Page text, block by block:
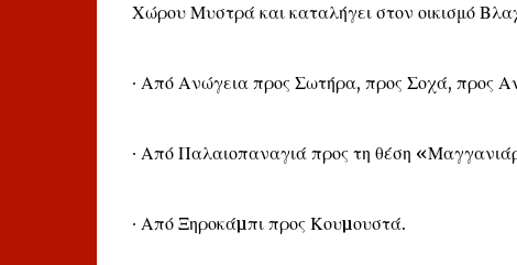
Χώρου Μυστρά και καταλήγει στον οικισμό
∙ Από Ανώγεια προς Σωτήρα, προς Σοχά, προς
∙ Από Παλαιοπαναγιά προς τη θέση
∙ Από Ξηροκάµπι προς Κουµουστά.